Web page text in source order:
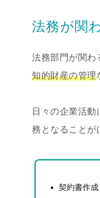
法務が関
法務部門が関わ
知的財産の管理
日々の企業活
務となることが
契約書作成